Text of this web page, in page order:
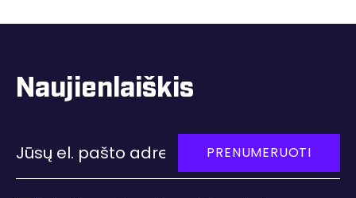
Naujienlaiškis
PRENUMERUOTI